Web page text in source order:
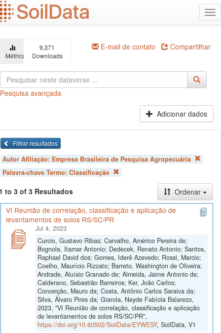
Ir
para
o
principal
Métricas
9,371
Downloads
E-mail de contato Compartilhar
Pesquisa avançada
Adicionar dados
Filtrar resultados
Autor Afiliação: Empresa Brasileira de Pesquisa Agropecuária
Palavra-chave Termo: Classificação
to 3 of 3 Resultados
Ordenar
VI Reunião de correlação, classificação e aplicação de
levantamentos de solos RS/SC/PR
Jul 4, 2023
Curcio, Gustavo Ribas; Carvalho, Américo Pereira de;
Bognola, Itamar Antonio; Dedecek, Renato Antonio; Santos,
Raphael David dos; Gomes, Iderê Azevedo; Rossi, Marcio;
Coelho, Maurício Rizzato; Barreto, Washington de Oliveira;
Andrade, Aluísio Granado de; Almeida, Jaime Antonio de;
Calderano, Sebastião Barreiros; Ker, João Carlos;
Conceição, Mauro da; Costa, Antônio Carlos Saraiva da;
Silva, Álvaro Pires da; Giarola, Neyde Fabíola Balarezo,
2023, "VI Reunião de correlação, classificação e aplicação
de levantamentos de solos RS/SC/PR",
https://doi.org/10.60502/SoilData/EYWESY, SoilData, V1